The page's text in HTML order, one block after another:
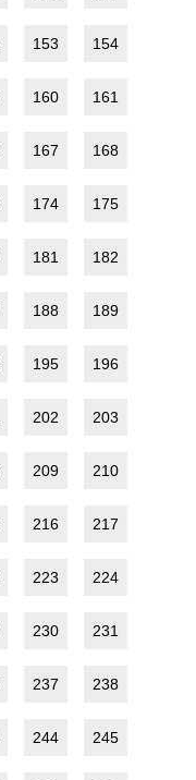
153 154
160 161
167 168
174 175
181 182
188 189
195 196
202 203
209 210
216 217
223 224
230 231
237 238
244 245